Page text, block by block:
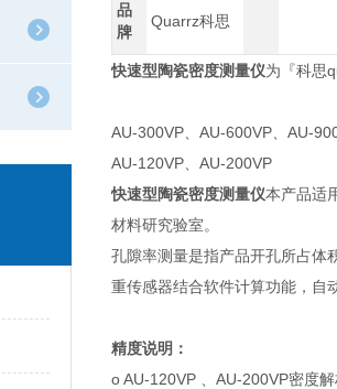
品
牌
Quarrz科思
快速型陶瓷密度测量仪为『科思
AU-300VP、AU-600VP、AU-
AU-120VP、AU-200VP
快速型陶瓷密度测量仪本产品适
材料研究验室。
孔隙率测量是指产品开孔所占体
重传感器结合软件计算功能，自
精度说明：
o AU-120VP 、AU-200VP密度